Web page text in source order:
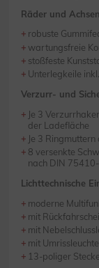
Räder und Achsen
robuste
wartungsfreie
stoßfeste
Unterlegkeile
Verzurr- und
Je 3
der Ladefläche
Je 3
8 versenkte
nach DIN
Lichttechnische
moderne
mit
mit
mit
13-poliger